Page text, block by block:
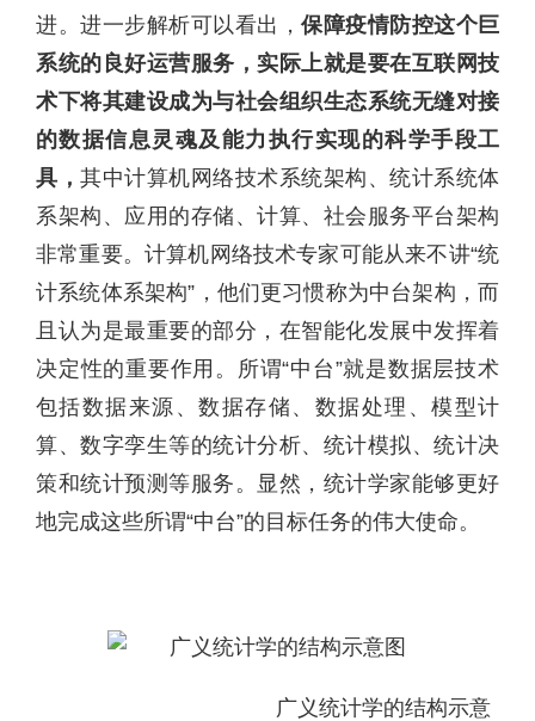
进。进一步解析可以看出， 保障疫情防控这个巨
系统的良好运营服务，实际上就是要在互联网技
术下将其建设成为与社会组织生态系统无缝对接
的数据信息灵魂及能力执行实现的科学手段工
具， 其中计算机网络技术系统架构、统计系统体
系架构、应用的存储、计算、社会服务平台架构
非常重要。计算机网络技术专家可能从来不讲“统
计系统体系架构”，他们更习惯称为中台架构，而
且认为是最重要的部分，在智能化发展中发挥着
决定性的重要作用。所谓“中台”就是数据层技术
包括数据来源、数据存储、数据处理、模型计
算、数字孪生等的统计分析、统计模拟、统计决
策和统计预测等服务。显然，统计学家能够更好
地完成这些所谓“中台”的目标任务的伟大使命。
广义统计学的结构示意